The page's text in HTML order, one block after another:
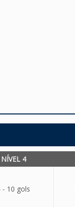
NÍVEL 4
- 10 gols